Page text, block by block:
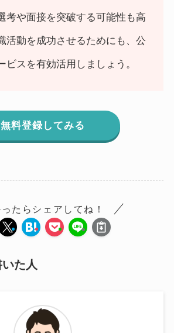
考や面接を突破する可能性も高
活動を成功させるためにも、公
ビスを有効活用しましょう。
無料登録してみる
たらシェアしてね！
た人